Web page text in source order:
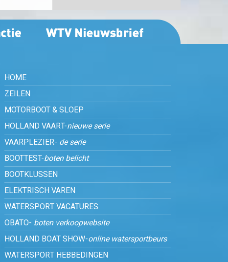
HOME
ZEILEN
MOTORBOOT & SLOEP
HOLLAND VAART-nieuwe serie
VAARPLEZIER- de serie
BOOTTEST-boten belicht
BOOTKLUSSEN
ELEKTRISCH VAREN
WATERSPORT VACATURES
OBATO- boten verkoopwebsite
HOLLAND BOAT SHOW-online watersportbeurs
WATERSPORT HEBBEDINGEN